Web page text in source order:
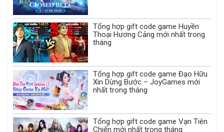
Tổng hợp gift code game Huyền
Thoại Hương Cảng mới nhất trong
tháng
Tổng hợp gift code game Đạo Hữu
Xin Dừng Bước – JoyGames mới
nhất trong tháng
Tổng hợp gift code game Vạn Tiên
Chiến mới nhất trong tháng